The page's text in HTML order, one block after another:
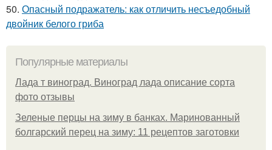
50. Опасный подражатель: как отличить несъедобный
двойник белого гриба
Популярные материалы
Лада т виноград. Виноград лада описание сорта
фото отзывы
Зеленые перцы на зиму в банках. Маринованный
болгарский перец на зиму: 11 рецептов заготовки